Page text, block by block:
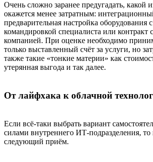
Очень сложно заранее предугадать, какой
окажется менее затратным:
предварительная настройка оборудования
командировкой специалиста или контракт
компанией. При оценке необходимо
только выставленный счёт за услуги, но
также такие «тонкие материи» как
утерянная выгода и так далее.
От лайфхака к облачной
Если всё-таки выбрать вариант
силами внутреннего ИТ-подразделения,
следующий приём.